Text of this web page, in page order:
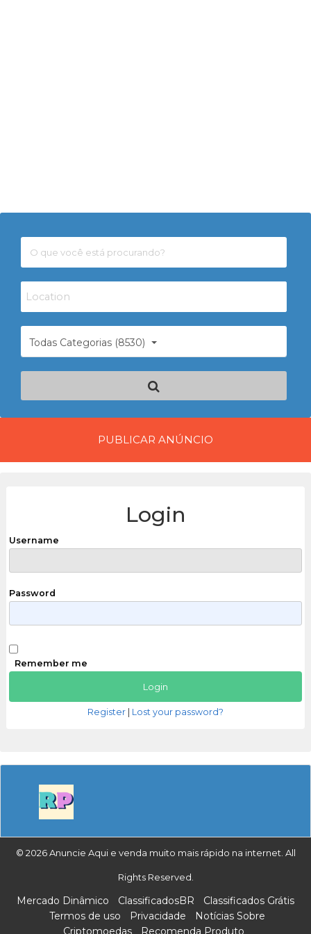
Todas Categorias (8530)
PUBLICAR ANÚNCIO
Login
Username
Password
Remember me
Register Lost your password?
© 2026 Anuncie Aqui e venda muito mais rápido na internet. All
Rights Reserved.
Mercado Dinâmico ClassificadosBR
Classificados Grátis
Termos de uso
Privacidade
Notícias Sobre
Criptomoedas
Recomenda Produto